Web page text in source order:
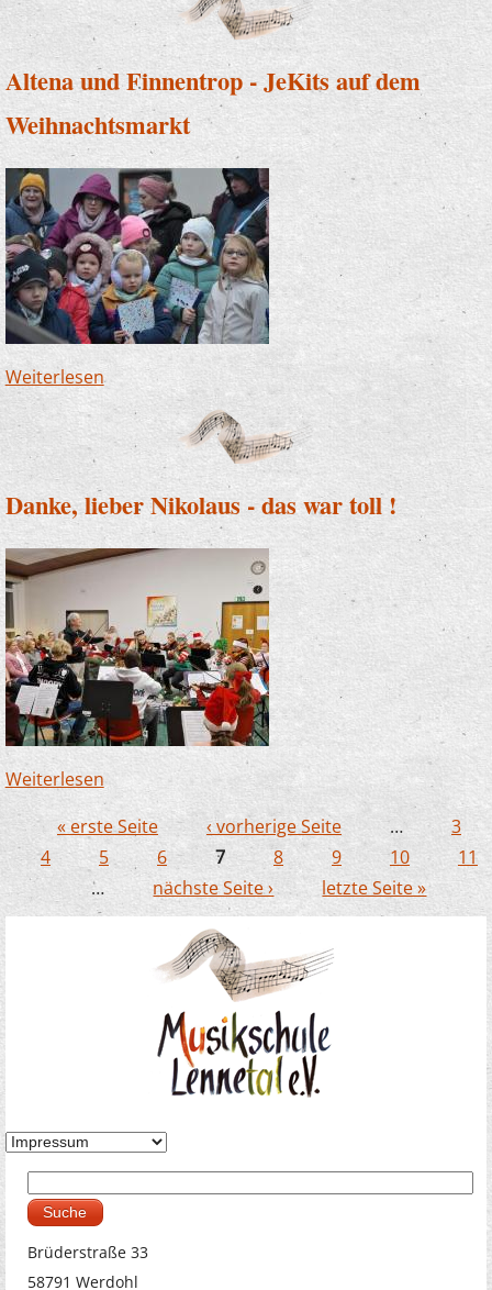
Altena und Finnentrop - JeKits auf dem
Weihnachtsmarkt
Weiterlesenüber Altena und Finnentrop - JeKits auf dem
Weihnachtsmarkt
Danke, lieber Nikolaus - das war toll !
Weiterlesen über Danke, lieber Nikolaus - das war toll !
Seiten
« erste Seite ‹ vorherige Seite …
3
4
5 6 7 8 9 10
11
…
nächste Seite › letzte Seite »
Suchformular
Brüderstraße 33
58791 Werdohl